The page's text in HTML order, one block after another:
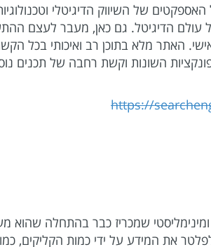
של השיווק הדיגיטלי
עולם הדיגיטל. גם כאן, מעבר לעצם
אישי. האתר מלא בתוכן רב ואיכותי בכל
השונות וקשת רחבה של תכנים
https://
ומינימליסטי שמכריז כבר בהתחלה שהוא
את המידע על ידי כמות הקליקים,